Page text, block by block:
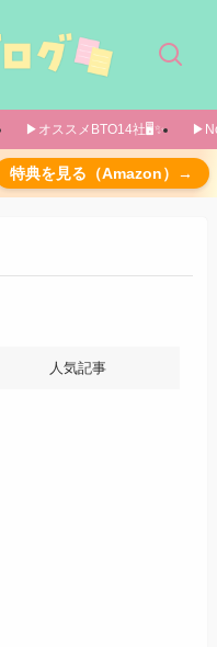
▶オススメBTO14社🖥️✨️
特典を見る（Amazon）→
人気記事